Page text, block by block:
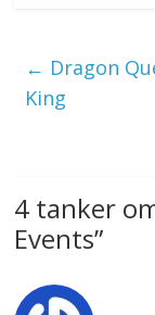
← Dragon
King
4 tanker
Events”